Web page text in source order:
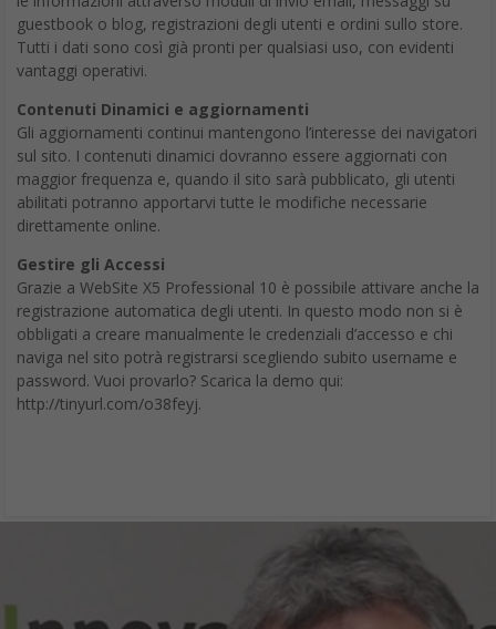
guestbook o blog, registrazioni degli utenti e ordini sullo store.
Tutti i dati sono così già pronti per qualsiasi uso, con evidenti
vantaggi operativi.
Contenuti Dinamici e aggiornamenti
Gli aggiornamenti continui mantengono l’interesse dei navigatori
sul sito. I contenuti dinamici dovranno essere aggiornati con
maggior frequenza e, quando il sito sarà pubblicato, gli utenti
abilitati potranno apportarvi tutte le modifiche necessarie
direttamente online.
Gestire gli Accessi
Grazie a WebSite X5 Professional 10 è possibile attivare anche la
registrazione automatica degli utenti. In questo modo non si è
obbligati a creare manualmente le credenziali d’accesso e chi
naviga nel sito potrà registrarsi scegliendo subito username e
password. Vuoi provarlo? Scarica la demo qui:
http://tinyurl.com/o38feyj.